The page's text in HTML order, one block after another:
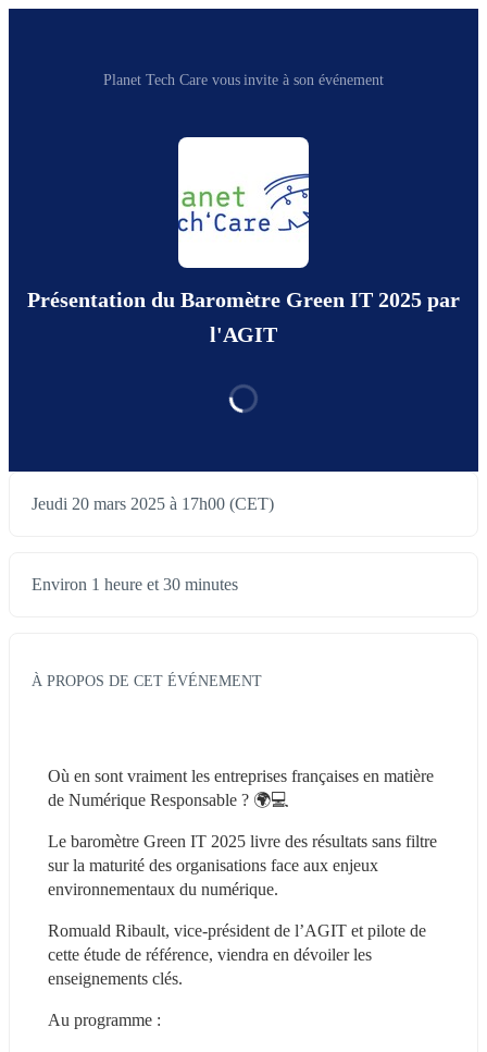
Planet Tech Care vous invite à son événement
Présentation du Baromètre Green IT 2025 par
l'AGIT
Jeudi 20 mars 2025 à 17h00 (CET)
Environ 1 heure et 30 minutes
À PROPOS DE CET ÉVÉNEMENT
Où en sont vraiment les entreprises françaises en matière
de Numérique Responsable ? 🌍💻
Le baromètre Green IT 2025 livre des résultats sans filtre
sur la maturité des organisations face aux enjeux
environnementaux du numérique.
Romuald Ribault, vice-président de l’AGIT et pilote de
cette étude de référence, viendra en dévoiler les
enseignements clés.
Au programme :